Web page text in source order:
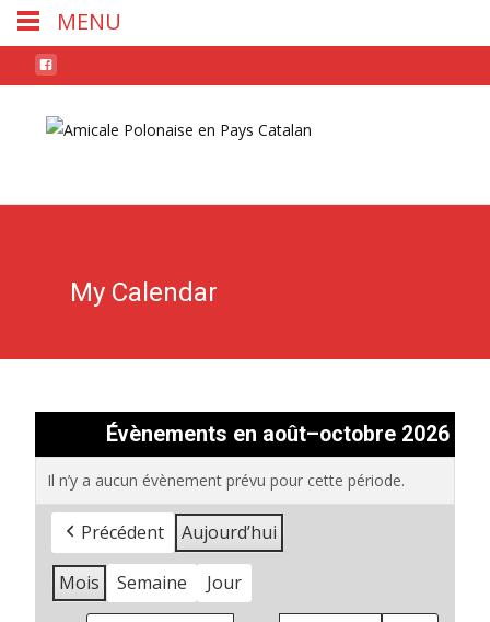
My Calendar
Évènements en août–octobre 2026
Il n’y a aucun évènement prévu pour cette période.
Précédent Aujourd’hui
Mois Semaine Jour
MENU